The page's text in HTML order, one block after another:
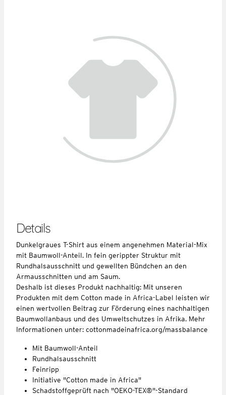
Details
Dunkelgraues T-Shirt aus einem angenehmen Material-Mix
mit Baumwoll-Anteil. In fein gerippter Struktur mit
Rundhalsausschnitt und gewellten Bündchen an den
Armausschnitten und am Saum.
Deshalb ist dieses Produkt nachhaltig: Mit unseren
Produkten mit dem Cotton made in Africa-Label leisten wir
einen wertvollen Beitrag zur Förderung eines nachhaltigen
Baumwollanbaus und des Umweltschutzes in Afrika. Mehr
Informationen unter: cottonmadeinafrica.org/massbalance
Mit Baumwoll-Anteil
Rundhalsausschnitt
Feinripp
Initiative "Cotton made in Africa"
Schadstoffgeprüft nach "OEKO-TEX®"-Standard